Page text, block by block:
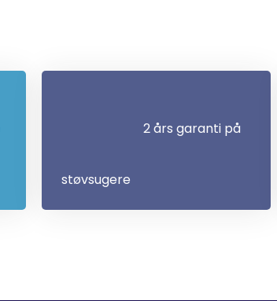
2 års garanti på
støvsugere